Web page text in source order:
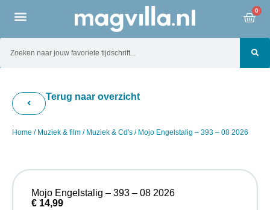
0
Terug naar overzicht
Home / Muziek & film / Muziek & Cd's / Mojo Engelstalig – 393 – 08 2026
Mojo Engelstalig – 393 – 08 2026
€ 14,99